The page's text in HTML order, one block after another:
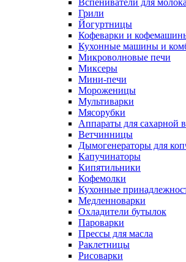
Вспениватели для молока
Грили
Йогуртницы
Кофеварки и
Кухонные машины и
Микроволновые печи
Миксеры
Мини-печи
Мороженицы
Мультиварки
Мясорубки
Аппараты для сахарной
Ветчинницы
Дымогенераторы для
Капучинаторы
Кипятильники
Кофемолки
Кухонные
Медленноварки
Охладители бутылок
Пароварки
Прессы для масла
Раклетницы
Рисоварки